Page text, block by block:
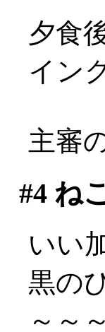
夕食
イン
主審
#4ね
いい
黒の
～～